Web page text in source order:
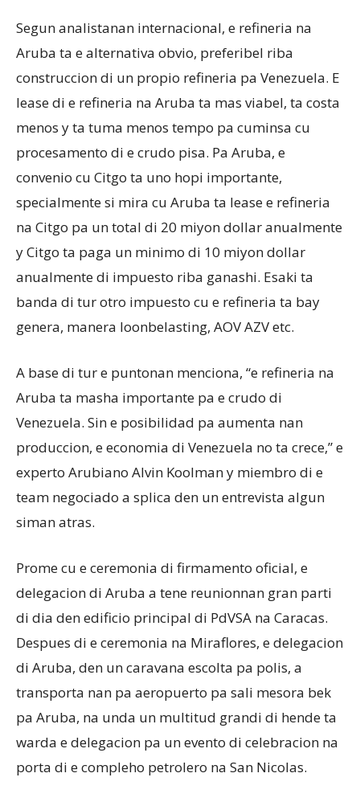
Segun analistanan internacional, e refineria na
Aruba ta e alternativa obvio, preferibel riba
construccion di un propio refineria pa Venezuela. E
lease di e refineria na Aruba ta mas viabel, ta costa
menos y ta tuma menos tempo pa cuminsa cu
procesamento di e crudo pisa. Pa Aruba, e
convenio cu Citgo ta uno hopi importante,
specialmente si mira cu Aruba ta lease e refineria
na Citgo pa un total di 20 miyon dollar anualmente
y Citgo ta paga un minimo di 10 miyon dollar
anualmente di impuesto riba ganashi. Esaki ta
banda di tur otro impuesto cu e refineria ta bay
genera, manera loonbelasting, AOV AZV etc.
A base di tur e puntonan menciona, “e refineria na
Aruba ta masha importante pa e crudo di
Venezuela. Sin e posibilidad pa aumenta nan
produccion, e economia di Venezuela no ta crece,” e
experto Arubiano Alvin Koolman y miembro di e
team negociado a splica den un entrevista algun
siman atras.
Prome cu e ceremonia di firmamento oficial, e
delegacion di Aruba a tene reunionnan gran parti
di dia den edificio principal di PdVSA na Caracas.
Despues di e ceremonia na Miraflores, e delegacion
di Aruba, den un caravana escolta pa polis, a
transporta nan pa aeropuerto pa sali mesora bek
pa Aruba, na unda un multitud grandi di hende ta
warda e delegacion pa un evento di celebracion na
porta di e compleho petrolero na San Nicolas.